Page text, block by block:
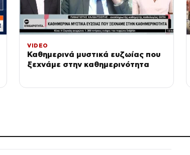
VIDEO
Καθημερινά μυστικά ευζωίας που
ξεχνάμε στην καθημερινότητα